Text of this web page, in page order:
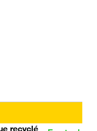
recyclé